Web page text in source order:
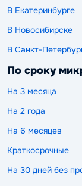
В Екатеринбурге
В Новосибирске
В Санкт-
По сроку
На 3 месяца
На 2 года
На 6 месяцев
Краткосрочные
На 30 дней без